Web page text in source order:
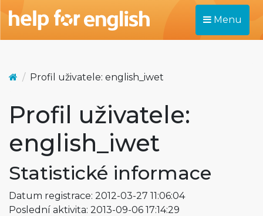
Menu
Profil uživatele: english_iwet
Profil uživatele:
english_iwet
Statistické informace
Datum registrace: 2012-03-27 11:06:04
Poslední aktivita: 2013-09-06 17:14:29